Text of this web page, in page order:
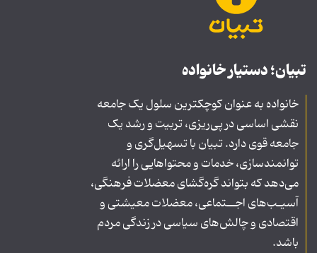
تبیان؛ دستیار خانواده
خانواده به عنوان کوچکترین سلول یک جامعه
نقشی اساسی در پی‌ریزی، تربیت و رشد یک
جامعه قوی دارد. تبیان با تسهیل‌گری و
توانمندسازی، خدمات و محتواهایی را ارائه
می‌دهد که بتواند گره‌گشای معضلات فرهنگی،
آسیـب‌های اجــتماعی، معضلات معیشتی و
اقتصادی و چالش‌های سیاسی در زندگی مردم
باشد.